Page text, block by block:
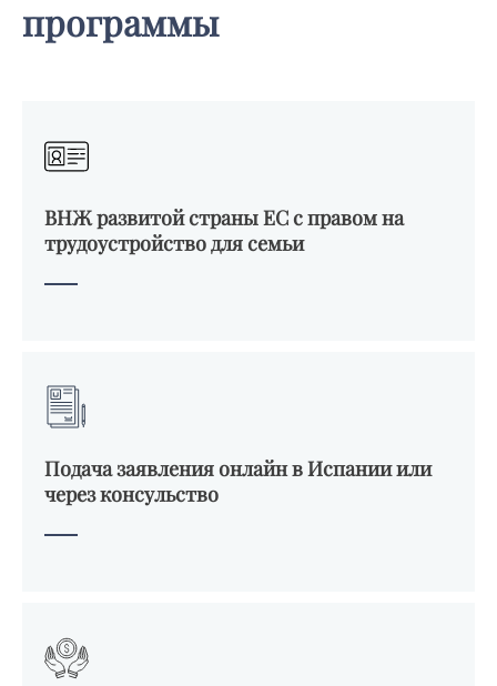
программы
ВНЖ развитой страны ЕС с правом на
трудоустройство для семьи
Подача заявления онлайн в Испании или
через консульство